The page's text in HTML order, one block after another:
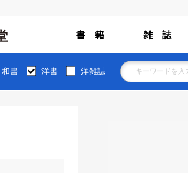
書 籍 雑 誌
和書 洋書 洋雑誌